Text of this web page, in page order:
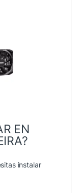
EN
instalar